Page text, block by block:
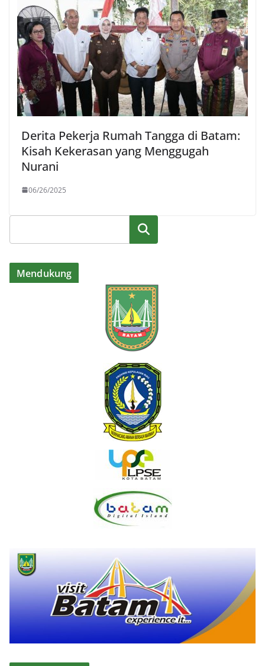
Derita Pekerja Rumah Tangga di Batam:
Kisah Kekerasan yang Menggugah
Nurani
06/26/2025
Cari
Mendukung